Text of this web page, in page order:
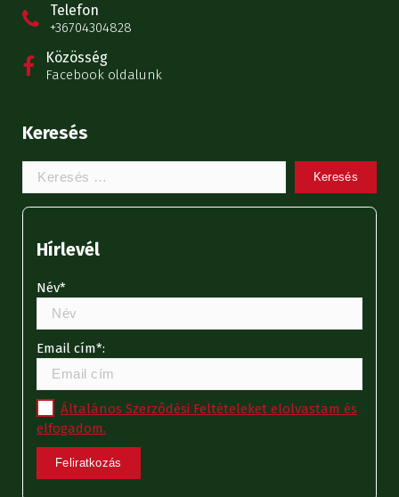
Telefon
+36704304828
Közösség
Facebook oldalunk
Keresés
Keresem:
Hírlevél
Név*
Email cím*:
Általános Szerződési Feltételeket elolvastam és
elfogadom.